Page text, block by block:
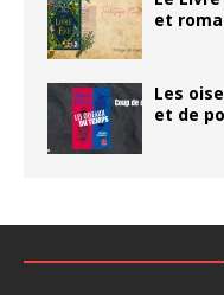
et
Les
et de